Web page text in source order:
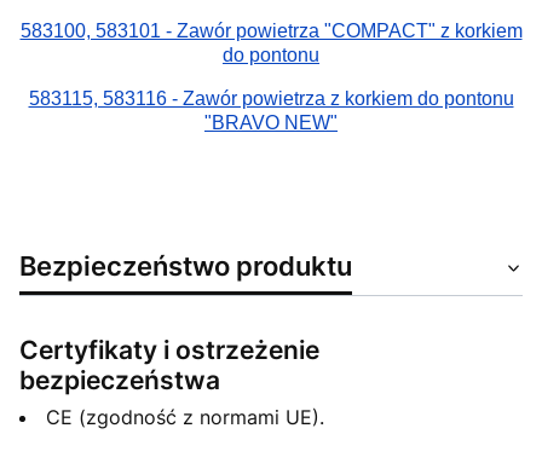
583100, 583101 - Zawór powietrza "COMPACT" z korkiem
do pontonu
583115, 583116 - Zawór powietrza z korkiem do pontonu
"BRAVO NEW"
Bezpieczeństwo produktu
Certyfikaty i ostrzeżenie
bezpieczeństwa
CE (zgodność z normami UE).